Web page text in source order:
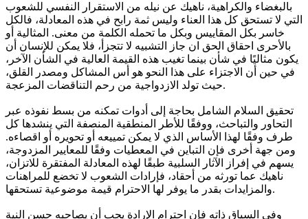
بالبغضاء والكراهية، ناهيك عن نيله من الاستقرار النفسي للشعوب
التي لا تستحق كل هذا العناء وليس ثمة رابح في هذه المعادلة، فالكل
خاسر بكل المقاييس وبكل ما تحمله الكلمة من معنى. المثالية أو
بالأحرى احقاق الحق ان جاز التشبيه لا تتجزأ، فلا يمكن للإنسان أن
يكون مثاليًا في شأن بينما تغيب هذه القيمة العالية في الشأن الآخر،
في حين أن الاجتزاء على هذا النحو هو أس المشاكل ومصدر القلق،
حيث تولد الازدواجية من رحم التناقضات المزعجة.
تحقيق السلام الشامل بحاجة إلى أدوات تمكنه من بسط نفوذه عبر
التحاور والتباحث، ووفقًا للأطر المنطقية المنصفة التي ينشدها كل
طرف وفقًا لهذا الأساس الذي لا يمكن تمييعه أو تحويره أو اقصاءه.
ومن جهة أخرى فإن التباين في المعطيات وفقًا للمعايير المزدوجة،
يسهم في إفراز الآثار السلبية طبقًا لهذه المعادلة المفتقرة للاتزان،
ناهيك عما تورثه من أحقاد، فإرادات الشعوب لا تخضع للمراهنات
والمزايدات بقدر ما يوفر لها الاحترام قيمة موضوعية تستحقها.
وفي السياق ذاته فإن احترام الإرادة يجب أن يصاحبه حسن النية